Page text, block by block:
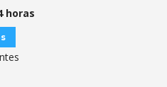
horas